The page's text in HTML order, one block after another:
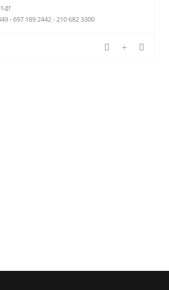
- 697 189 2442 - 210 682 3300